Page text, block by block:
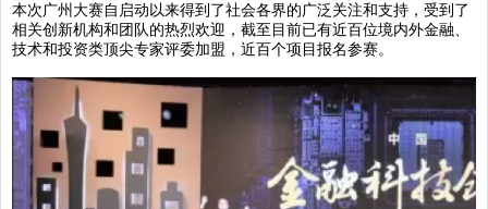
本次广州大赛自启动以来得到了社会各界的广泛关注和支持，受到了
相关创新机构和团队的热烈欢迎，截至目前已有近百位境内外金融、
技术和投资类顶尖专家评委加盟，近百个项目报名参赛。